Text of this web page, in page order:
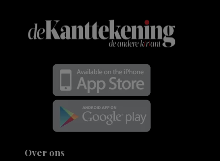
Over ons